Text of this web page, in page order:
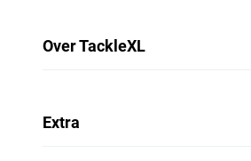
Over TackleXL
Extra